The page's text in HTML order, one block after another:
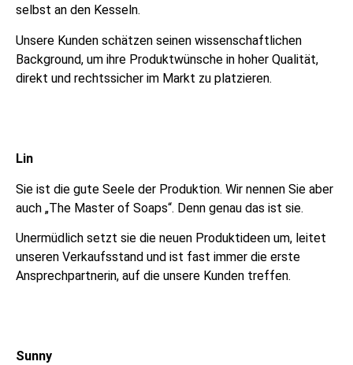
selbst an den Kesseln.
Unsere Kunden schätzen seinen wissenschaftlichen
Background, um ihre Produktwünsche in hoher Qualität,
direkt und rechtssicher im Markt zu platzieren.
Lin
Sie ist die gute Seele der Produktion. Wir nennen Sie aber
auch „The Master of Soaps“. Denn genau das ist sie.
Unermüdlich setzt sie die neuen Produktideen um, leitet
unseren Verkaufsstand und ist fast immer die erste
Ansprechpartnerin, auf die unsere Kunden treffen.
Sunny